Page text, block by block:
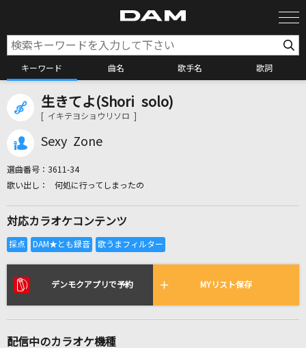
キーワード 曲名 歌手名 歌詞
カラオケ検索
全国りれき
リアルタイムで歌われている曲の一覧
生きてよ(Shori solo)
[ イキテヨショウリソロ ]
Sexy Zone
選曲番号： 3611-34
何処に行ってしまったの
対応カラオケコンテンツ
デンモクアプリで予約 MYリスト保存
配信中のカラオケ機種